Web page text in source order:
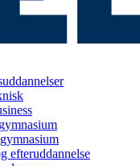
efteruddannelse